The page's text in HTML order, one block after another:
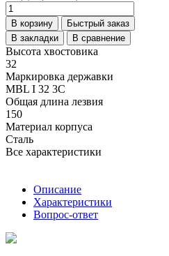
В корзину
Быстрый заказ
В закладки
В сравнение
Высота хвостовика
32
Маркировка державки
MBL I 32 3C
Общая длина лезвия
150
Материал корпуса
Сталь
Все характеристики
Описание
Характеристики
Вопрос-ответ